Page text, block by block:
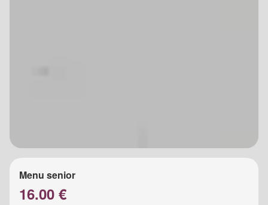
Menu senior
16.00 €